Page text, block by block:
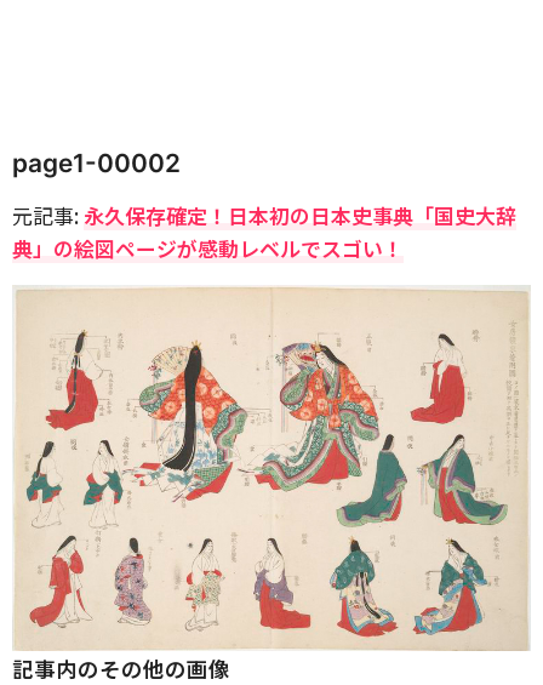
page1-00002
元記事: 永久保存確定！日本初の日本史事典「国史大辞
典」の絵図ページが感動レベルでスゴい！
記事内のその他の画像